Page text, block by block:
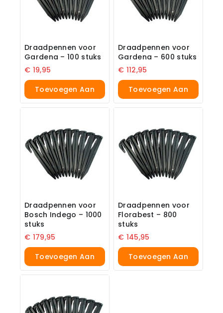
Draadpennen voor
Gardena – 100 stuks
€ 19,95
Toevoegen Aan
Winkelwagen
Draadpennen voor
Gardena – 600 stuks
€ 112,95
Toevoegen Aan
Winkelwagen
Draadpennen voor
Bosch Indego – 1000
stuks
€ 179,95
Toevoegen Aan
Winkelwagen
Draadpennen voor
Florabest – 800
stuks
€ 145,95
Toevoegen Aan
Winkelwagen